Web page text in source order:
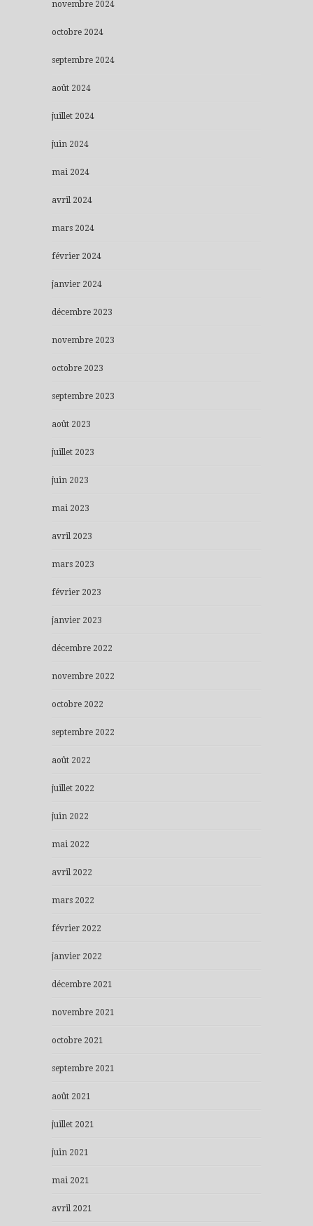
novembre 2024
octobre 2024
septembre 2024
août 2024
juillet 2024
juin 2024
mai 2024
avril 2024
mars 2024
février 2024
janvier 2024
décembre 2023
novembre 2023
octobre 2023
septembre 2023
août 2023
juillet 2023
juin 2023
mai 2023
avril 2023
mars 2023
février 2023
janvier 2023
décembre 2022
novembre 2022
octobre 2022
septembre 2022
août 2022
juillet 2022
juin 2022
mai 2022
avril 2022
mars 2022
février 2022
janvier 2022
décembre 2021
novembre 2021
octobre 2021
septembre 2021
août 2021
juillet 2021
juin 2021
mai 2021
avril 2021